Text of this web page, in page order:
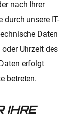
nach Ihrer
durch unsere IT-
Daten
Uhrzeit des
erfolgt
betreten.
IHRE